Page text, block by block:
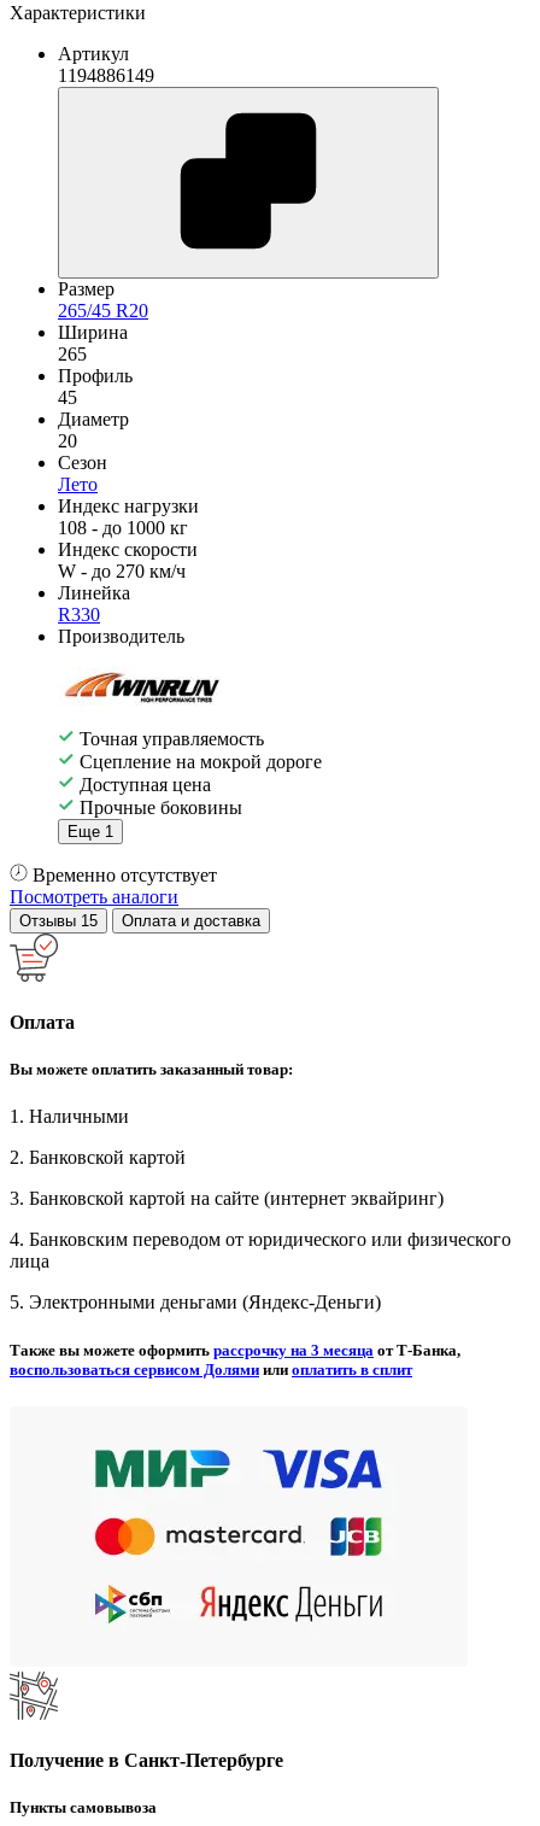
Характеристики
Артикул
1194886149
Размер
265/45 R20
Ширина
265
Профиль
45
Диаметр
20
Сезон
Лето
Индекс нагрузки
108 - до 1000 кг
Индекс скорости
W - до 270 км/ч
Линейка
R330
Производитель
Точная управляемость
Сцепление на мокрой дороге
Доступная цена
Прочные боковины
Еще 1
Временно отсутствует
Посмотреть аналоги
Отзывы 15 Оплата и доставка
Оплата
Вы можете оплатить заказанный товар:
1. Наличными
2. Банковской картой
3. Банковской картой на сайте (интернет эквайринг)
4. Банковским переводом от юридического или физического
лица
5. Электронными деньгами (Яндекс-Деньги)
Также вы можете оформить рассрочку на 3 месяца от Т-Банка,
воспользоваться сервисом Долями или оплатить в сплит
Получение в Санкт-Петербурге
Пункты самовывоза